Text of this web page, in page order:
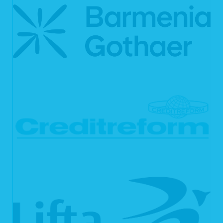
Handelsrecht und dem Steuerrecht). Nach Ablauf der jeweiligen Frist werden die
entsprechenden Daten routinemäßig gelöscht. Sofern Daten zur
Vertragserfüllung oder Vertragsanbahnung erforderlich sind oder unsererseits ein
berechtigtes Interesse an der Weiterspeicherung besteht, werden die Daten
gelöscht, wenn sie zu diesen Zwecken nicht mehr erforderlich sind oder Sie von
Ihrem Widerrufs- oder Widerspruchsrecht Gebrauch gemacht haben.
Identifizierung Deines Webbrowsers beim erneuten Aufrufen unserer Webseite
Cookies zur Reichweitenmessung ermöglichen es uns, anonyme statistische
Informationen über die Nutzung unserer Webseite zu erhalten und zu verstehen,
wie Besucher mit unseren Webseiten interagieren. Mithilfe dieser Cookies
Verarbeiten wir Ihre personenbezogenen Daten, sind Sie eine betroffene Person
gemäß Art. 4 Nr. 1 DSGVO mit folgenden Rechten gegenüber uns:
6.1 Auskunft
Sie können von uns gemäß Art. 15 DSGVO eine Bestätigung darüber verlangen,